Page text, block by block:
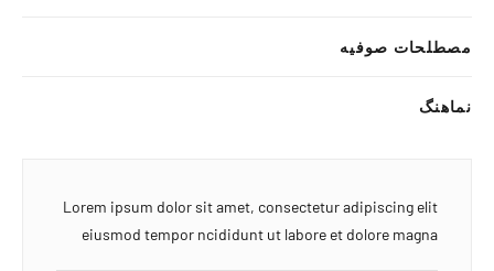
مصطلحات صوفیه
نماهنگ
Lorem ipsum dolor sit amet, consectetur adipiscing elit
eiusmod tempor ncididunt ut labore et dolore magna